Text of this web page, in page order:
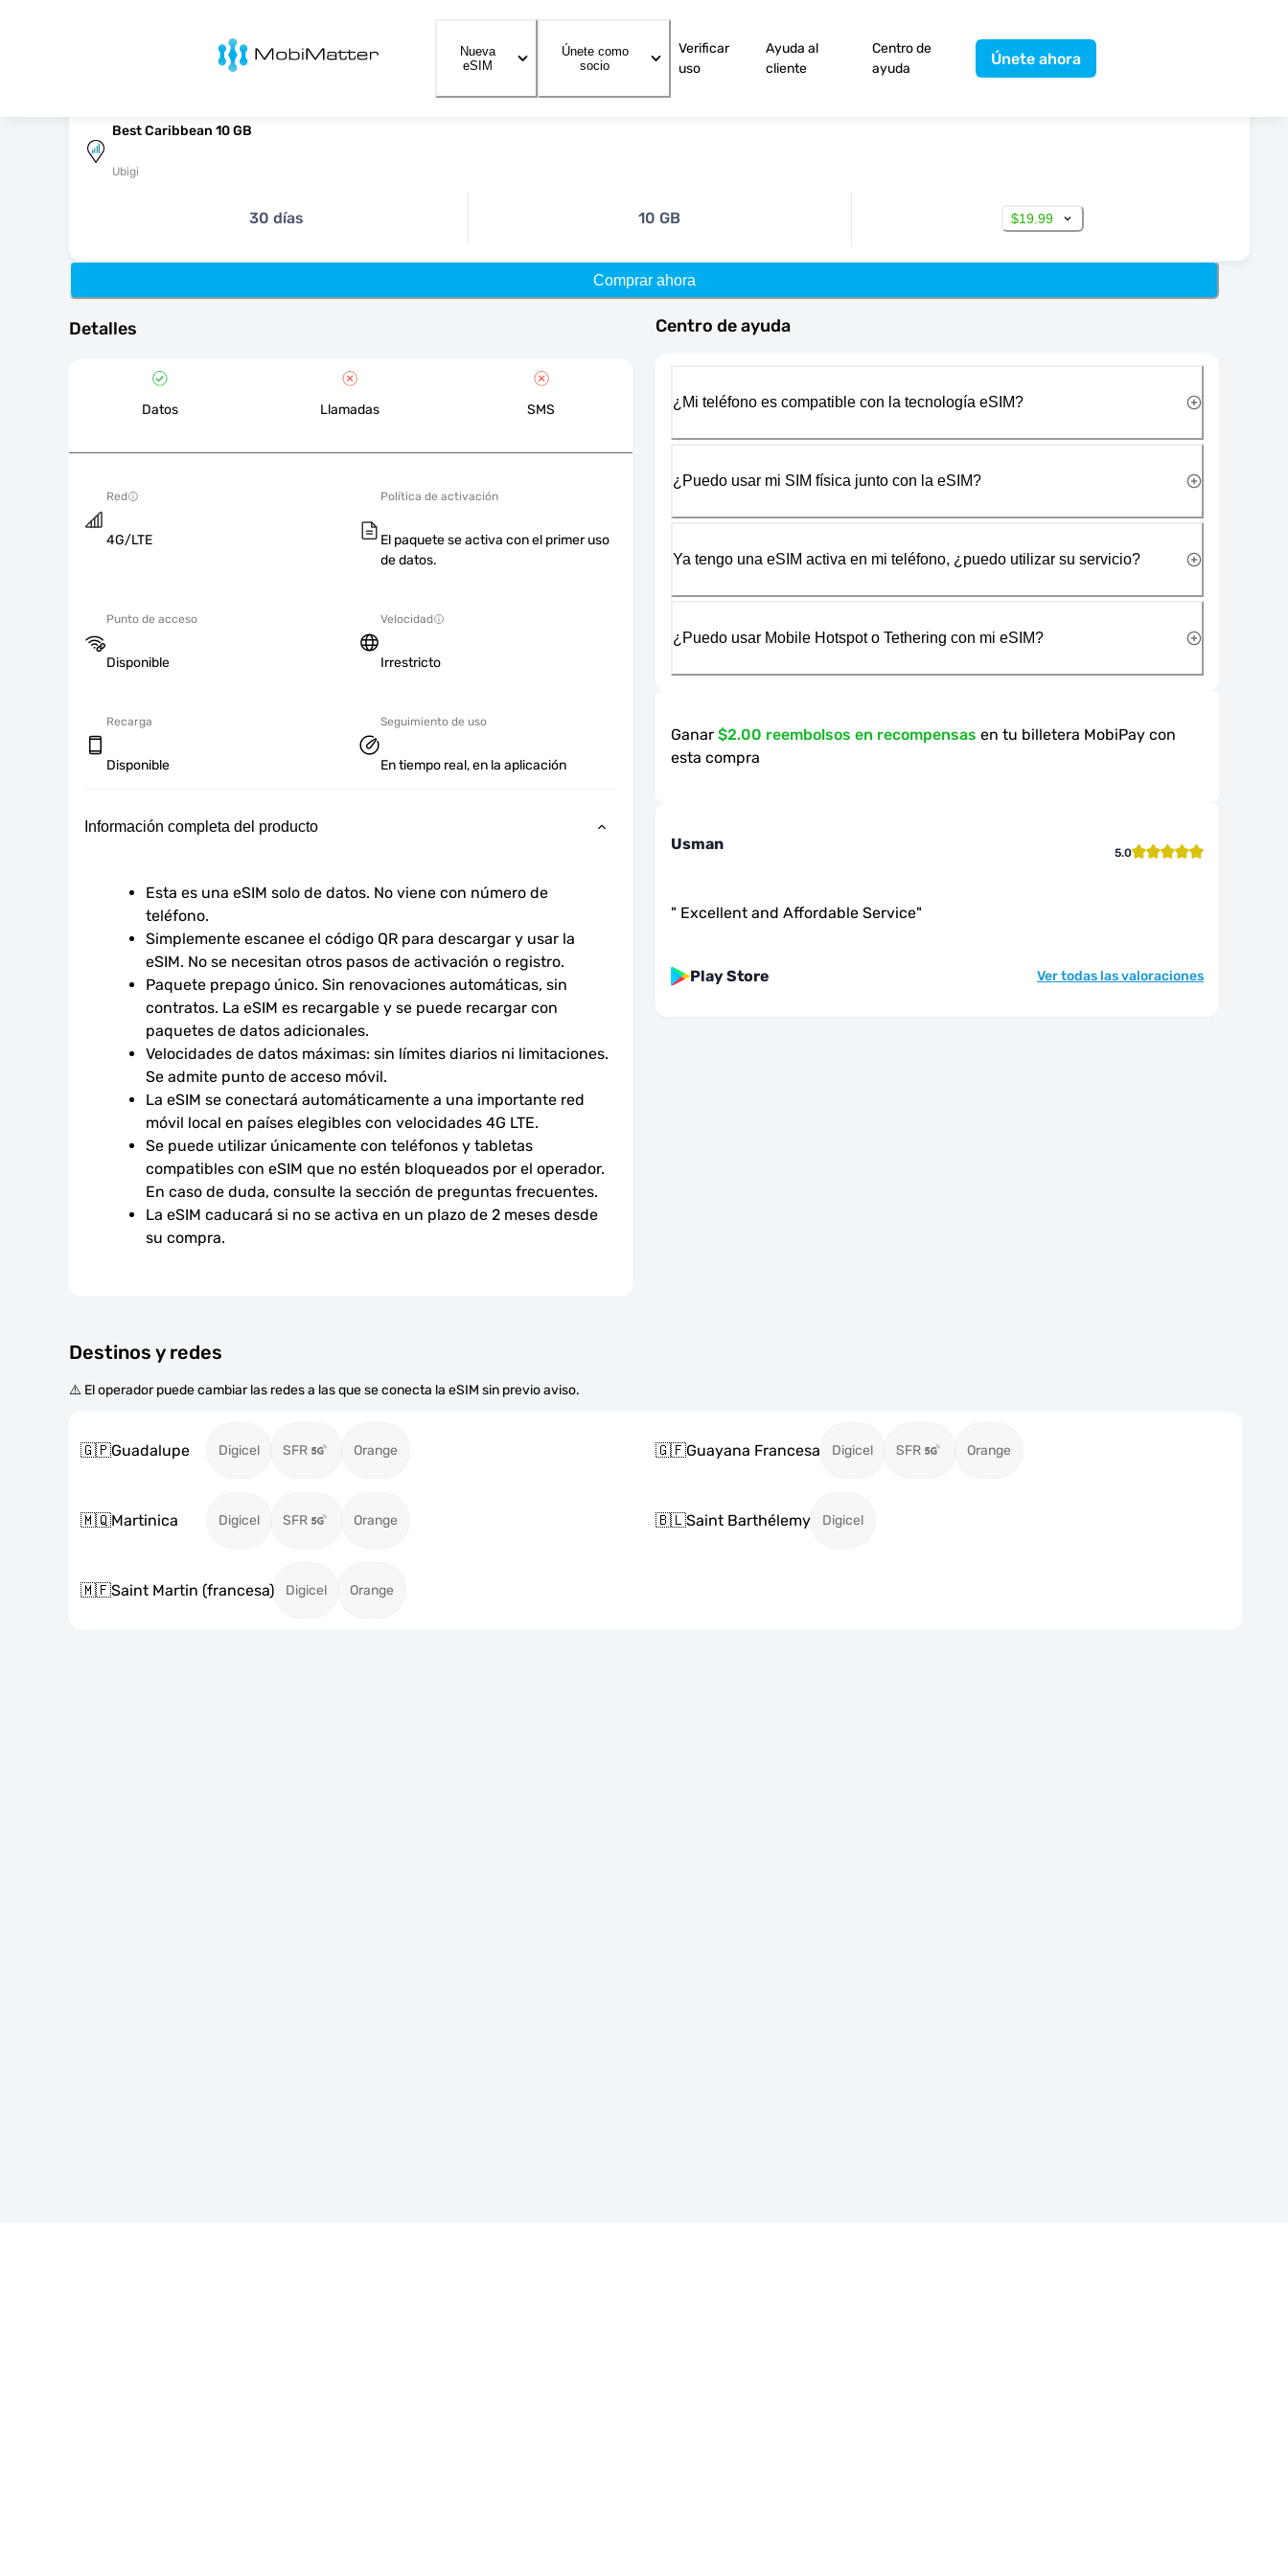
MobiMatter
Nueva
eSIM
Únete como
socio
Verificar
uso
Ayuda al
cliente
Centro de
ayuda
Únete ahora
Best Caribbean 10 GB
Ubigi
30 días 10 GB $19.99
Comprar ahora
Detalles
Datos Llamadas SMS
Red
4G/LTE
Política de activación
El paquete se activa con el primer uso
de datos.
Punto de acceso
Disponible
Velocidad
Irrestricto
Recarga
Disponible
Seguimiento de uso
En tiempo real, en la aplicación
Información completa del producto
Esta es una eSIM solo de datos. No viene con número de
teléfono.
Simplemente escanee el código QR para descargar y usar la
eSIM. No se necesitan otros pasos de activación o registro.
Paquete prepago único. Sin renovaciones automáticas, sin
contratos. La eSIM es recargable y se puede recargar con
paquetes de datos adicionales.
Velocidades de datos máximas: sin límites diarios ni limitaciones.
Se admite punto de acceso móvil.
La eSIM se conectará automáticamente a una importante red
móvil local en países elegibles con velocidades 4G LTE.
Se puede utilizar únicamente con teléfonos y tabletas
compatibles con eSIM que no estén bloqueados por el operador.
En caso de duda, consulte la sección de preguntas frecuentes.
La eSIM caducará si no se activa en un plazo de 2 meses desde
su compra.
Destinos y redes
⚠️ El operador puede cambiar las redes a las que se conecta la eSIM sin previo aviso.
🇬🇵Guadalupe Digicel SFR Orange 🇬🇫Guayana Francesa Digicel SFR Orange
🇲🇶Martinica Digicel SFR Orange 🇧🇱Saint Barthélemy Digicel
🇲🇫Saint Martin (francesa) Digicel Orange
Centro de ayuda
¿Mi teléfono es compatible con la tecnología eSIM?
¿Puedo usar mi SIM física junto con la eSIM?
Ya tengo una eSIM activa en mi teléfono, ¿puedo utilizar su servicio?
¿Puedo usar Mobile Hotspot o Tethering con mi eSIM?
Ganar $2.00 reembolsos en recompensas en tu billetera MobiPay con
esta compra
Usman 5.0
" Excellent and Affordable Service"
Play Store Ver todas las valoraciones